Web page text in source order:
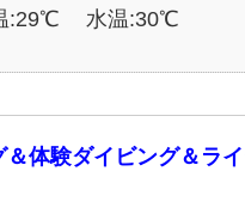
:29℃
水温:30℃
体験ダイビング＆ラ